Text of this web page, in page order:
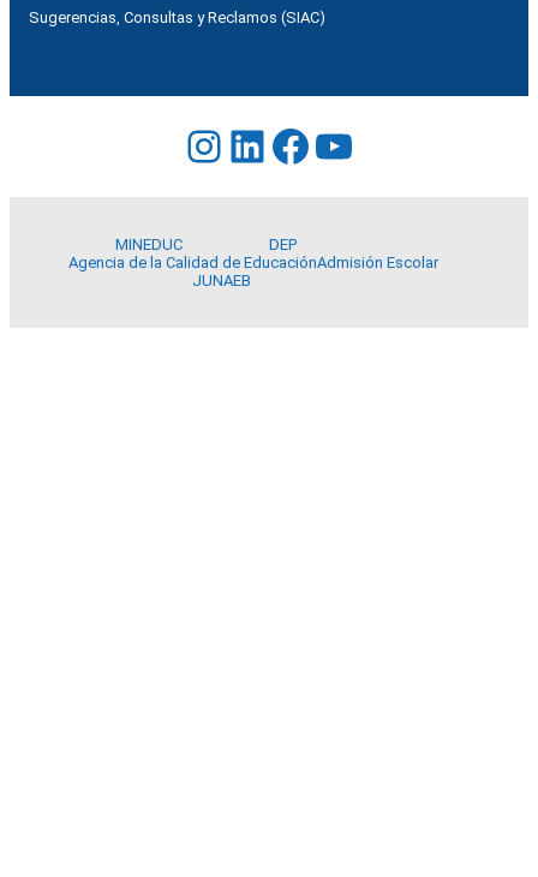
Sugerencias, Consultas y Reclamos (SIAC)
Instagram
LinkedIn
Facebook
YouTube
MINEDUC
DEP
Agencia de la Calidad de EducaciónAdmisión Escolar
JUNAEB